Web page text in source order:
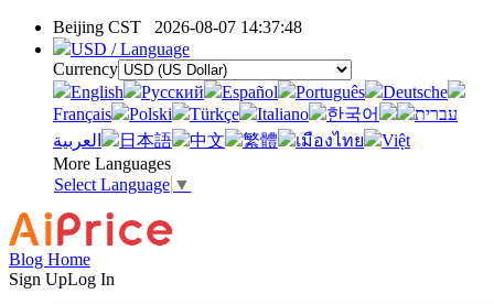
Beijing CST 2026-08-07 14:37:48
USD / Language
Currency
English
Pусский Español Português
Deutsche
Français
Polski Türkçe Italiano 한국어
עברית
العربية
日本語 中文 繁體 เมืองไทย
Việt
More Languages
Select Language ▼
Blog Home
Sign UpLog In